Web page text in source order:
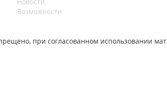
Возможности
при согласованном использовании